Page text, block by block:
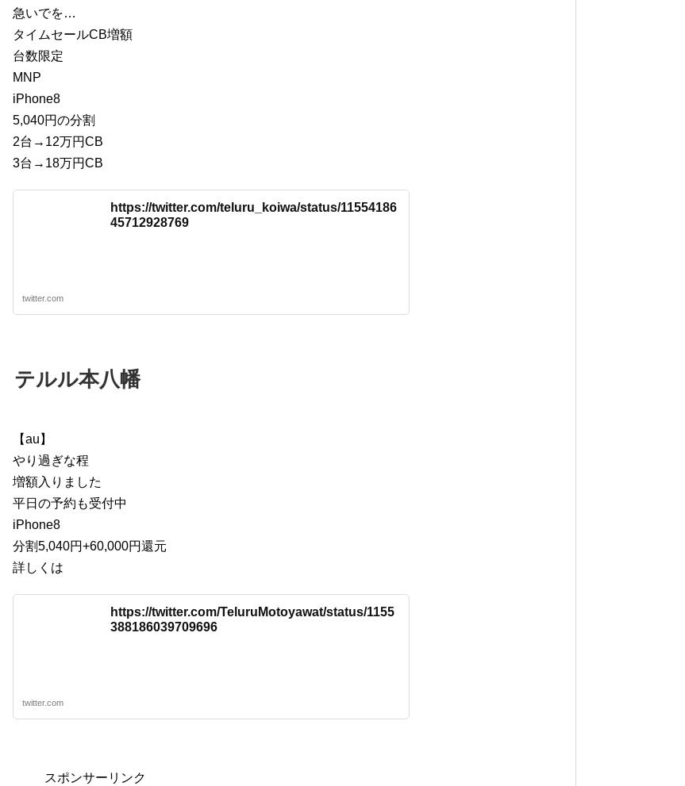
急いでを…
タイムセールCB増額
台数限定
MNP
iPhone8
5,040円の分割
2台→12万円CB
3台→18万円CB
https://twitter.com/teluru_koiwa/status/11554186
45712928769
twitter.com
テルル本八幡
【au】
やり過ぎな程
増額入りました
平日の予約も受付中
iPhone8
分割5,040円+60,000円還元
詳しくは
https://twitter.com/TeluruMotoyawat/status/1155
388186039709696
twitter.com
スポンサーリンク